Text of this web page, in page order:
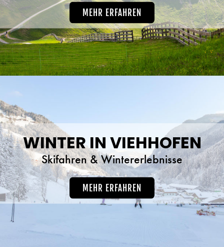
MEHR ERFAHREN
WINTER IN VIEHHOFEN
Skifahren & Wintererlebnisse
MEHR ERFAHREN